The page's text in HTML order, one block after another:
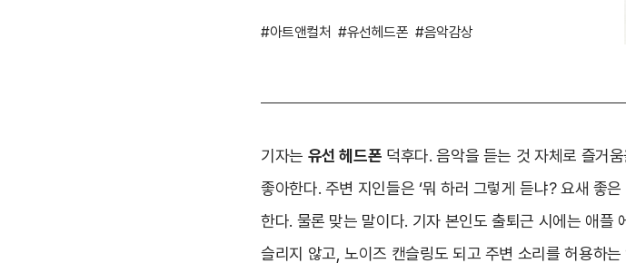
#아트앤컬처 #유선헤드폰 #음악감상
기자는 유선 헤드폰 덕후다. 음악을 듣는 것 자체로 즐거
좋아한다. 주변 지인들은 ‘뭐 하러 그렇게 듣냐? 요새 좋
한다. 물론 맞는 말이다. 기자 본인도 출퇴근 시에는 애플
슬리지 않고, 노이즈 캔슬링도 되고 주변 소리를 허용하